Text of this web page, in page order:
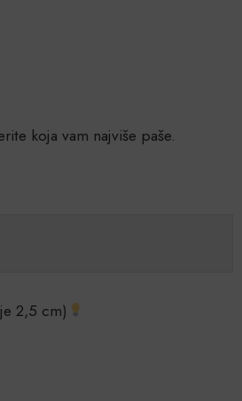
koja vam najviše paše.
2,5 cm)